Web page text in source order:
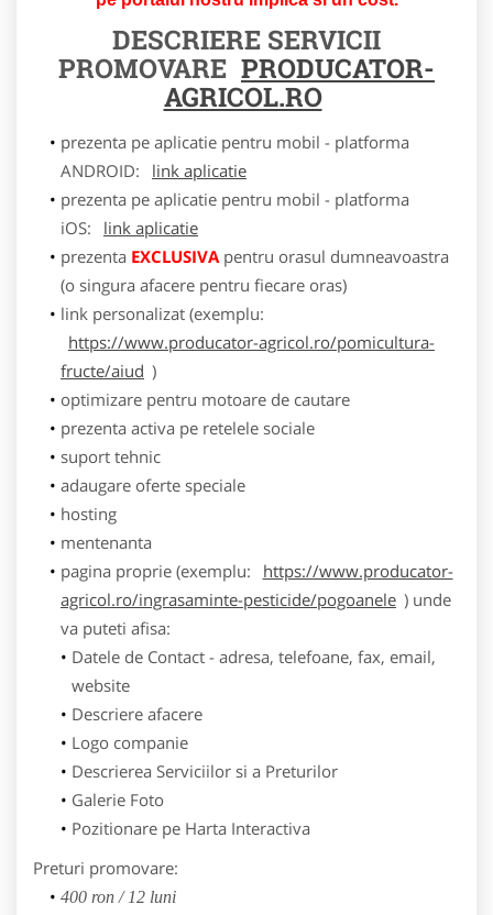
DESCRIERE SERVICII
PROMOVARE PRODUCATOR-
AGRICOL.RO
prezenta pe aplicatie pentru mobil - platforma
ANDROID:
link aplicatie
prezenta pe aplicatie pentru mobil - platforma
iOS:
link aplicatie
prezenta EXCLUSIVApentru orasul dumneavoastra
(o singura afacere pentru fiecare oras)
link personalizat (exemplu:
https://www.producator-agricol.ro/pomicultura-
fructe/aiud )
optimizare pentru motoare de cautare
prezenta activa pe retelele sociale
suport tehnic
adaugare oferte speciale
hosting
mentenanta
pagina proprie (exemplu:
https://www.producator-
agricol.ro/ingrasaminte-pesticide/pogoanele ) unde
va puteti afisa:
Datele de Contact - adresa, telefoane, fax, email,
website
Descriere afacere
Logo companie
Descrierea Serviciilor si a Preturilor
Galerie Foto
Pozitionare pe Harta Interactiva
Preturi promovare:
400 ron / 12 luni